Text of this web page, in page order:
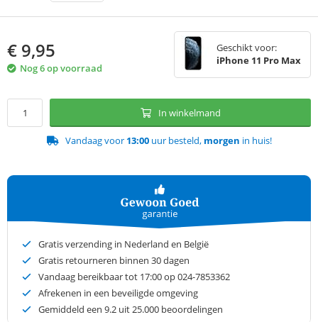
€ 9,95
Nog 6 op voorraad
Geschikt voor:
iPhone 11 Pro Max
In winkelmand
Vandaag voor 13:00uur besteld, morgen in huis!
Gratis verzending in Nederland en België
Gratis retourneren binnen 30 dagen
Vandaag bereikbaar tot 17:00 op 024-7853362
Afrekenen in een beveiligde omgeving
Gemiddeld een 9.2 uit 25.000 beoordelingen